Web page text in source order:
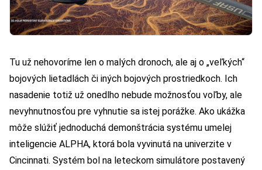
Tu už nehovoríme len o malých dronoch, ale aj o „veľkých“
bojových lietadlách či iných bojových prostriedkoch. Ich
nasadenie totiž už onedlho nebude možnosťou voľby, ale
nevyhnutnosťou pre vyhnutie sa istej porážke. Ako ukážka
môže slúžiť jednoduchá demonštrácia systému umelej
inteligencie ALPHA, ktorá bola vyvinutá na univerzite v
Cincinnati. Systém bol na leteckom simulátore postavený